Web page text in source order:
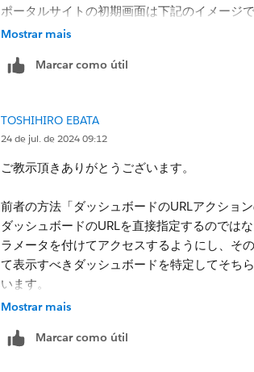
上記の場合ですと
ポータルサイト・営業利益・売上高と順にブ
説明不足大変申し訳ございません。
ポータルサイトの初期画面は下記のイメージ
「遷移先を制御するWebページを途中に挟み
のダッシュボードを表示するような形」に関
何卒よろしくお願い申し上げます。
Mostrar mais
Marcar como útil
TOSHIHIRO EBATA
24 de jul. de 2024 09:12
ご教示頂きありがとうございます。
前者の方法「ダッシュボードのURLアクショ
ダッシュボードのURLを直接指定するのでは
ラメータを付けてアクセスするようにし、そ
て表示すべきダッシュボードを特定してそち
います。
Mostrar mais
Marcar como útil